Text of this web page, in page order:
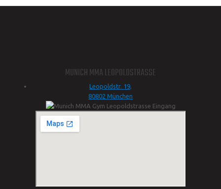
MUNICH MMA LEOPOLDSTRASSE
Leopoldstr. 19,
80802 München